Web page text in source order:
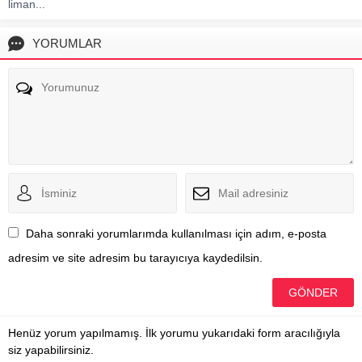
liman...
YORUMLAR
Daha sonraki yorumlarımda kullanılması için adım, e-posta
adresim ve site adresim bu tarayıcıya kaydedilsin.
Henüz yorum yapılmamış. İlk yorumu yukarıdaki form aracılığıyla
siz yapabilirsiniz.